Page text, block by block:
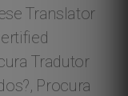
Translator
Tradutor
Procura